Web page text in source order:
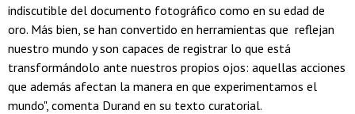
indiscutible del documento fotográfico como en su edad de
oro. Más bien, se han convertido en herramientas que reflejan
nuestro mundo y son capaces de registrar lo que está
transformándolo ante nuestros propios ojos: aquellas acciones
que además afectan la manera en que experimentamos el
mundo", comenta Durand en su texto curatorial.